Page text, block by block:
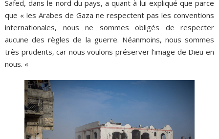
Safed, dans le nord du pays, a quant à lui expliqué que parce
que « les Arabes de Gaza ne respectent pas les conventions
internationales, nous ne sommes obligés de respecter
aucune des règles de la guerre. Néanmoins, nous sommes
très prudents, car nous voulons préserver l’image de Dieu en
nous. «